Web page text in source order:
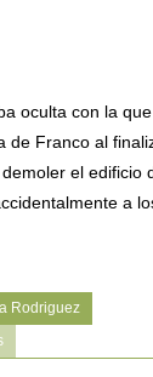
oculta con la
de Franco al
el edificio
a
Rodriguez